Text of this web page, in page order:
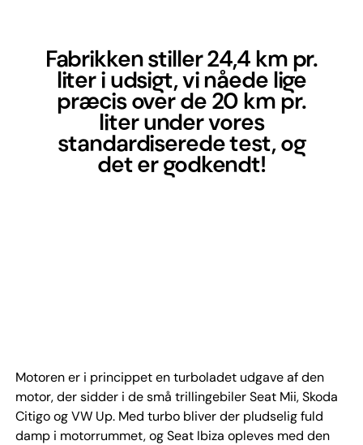
Fabrikken stiller 24,4 km pr.
liter i udsigt, vi nåede lige
præcis over de 20 km pr.
liter under vores
standardiserede test, og
det er godkendt!
Motoren er i princippet en turboladet udgave af den
motor, der sidder i de små trillingebiler Seat Mii, Skoda
Citigo og VW Up. Med turbo bliver der pludselig fuld
damp i motorrummet, og Seat Ibiza opleves med den